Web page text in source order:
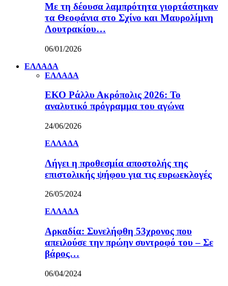
Με τη δέουσα λαμπρότητα γιορτάστηκαν
τα Θεοφάνια στο Σχίνο και Μαυρολίμνη
Λουτρακίου…
06/01/2026
ΕΛΛΑΔΑ
ΕΛΛΑΔΑ
ΕΚΟ Ράλλυ Ακρόπολις 2026: Το
αναλυτικό πρόγραμμα του αγώνα
24/06/2026
ΕΛΛΑΔΑ
Λήγει η προθεσμία αποστολής της
επιστολικής ψήφου για τις ευρωεκλογές
26/05/2024
ΕΛΛΑΔΑ
Αρκαδία: Συνελήφθη 53χρονος που
απειλούσε την πρώην συντροφό του – Σε
βάρος…
06/04/2024